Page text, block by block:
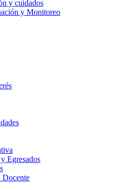
y cuidados
y Monitoreo
Egresados
Docente